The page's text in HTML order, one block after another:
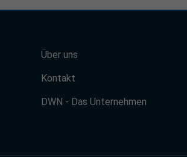
Über uns
Kontakt
DWN - Das Unternehmen